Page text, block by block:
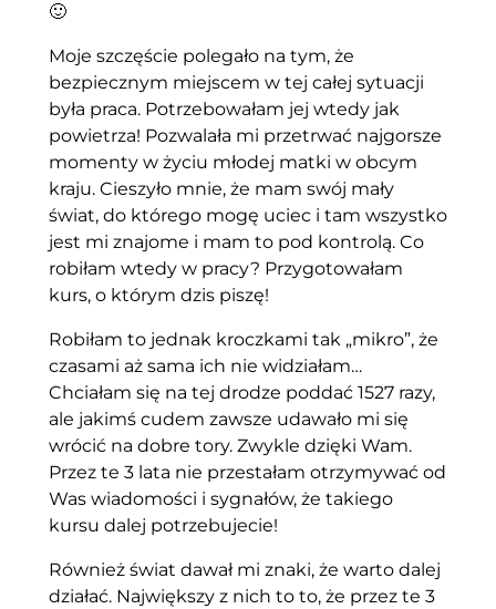
🙂
Moje szczęście polegało na tym, że
bezpiecznym miejscem w tej całej sytuacji
była praca. Potrzebowałam jej wtedy jak
powietrza! Pozwalała mi przetrwać najgorsze
momenty w życiu młodej matki w obcym
kraju. Cieszyło mnie, że mam swój mały
świat, do którego mogę uciec i tam wszystko
jest mi znajome i mam to pod kontrolą. Co
robiłam wtedy w pracy? Przygotowałam
kurs, o którym dzis piszę!
Robiłam to jednak kroczkami tak „mikro”, że
czasami aż sama ich nie widziałam…
Chciałam się na tej drodze poddać 1527 razy,
ale jakimś cudem zawsze udawało mi się
wrócić na dobre tory. Zwykle dzięki Wam.
Przez te 3 lata nie przestałam otrzymywać od
Was wiadomości i sygnałów, że takiego
kursu dalej potrzebujecie!
Również świat dawał mi znaki, że warto dalej
działać. Największy z nich to to, że przez te 3